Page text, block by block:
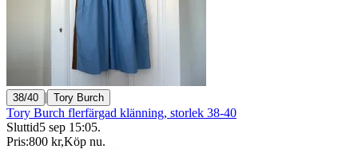
38/40 | Tory Burch
Tory Burch flerfärgad klänning, storlek 38-40
Sluttid5 sep 15:05.
Pris:800 kr,Köp nu.